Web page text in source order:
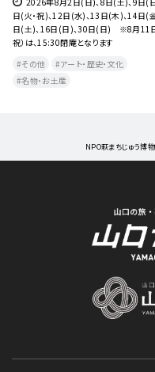
日(火・祝)、12日(水)、13日(木)、14日(
日(土)、16日(日)、30日(日) ※8月11日
祝）は、15:30閉庵となります
その他
アート・歴史・文化
名物・お土産
NPO萩まちじゅう博